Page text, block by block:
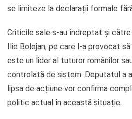
se limiteze la declarații formale
Criticile sale s-au îndreptat și
Ilie Bolojan, pe care l-a provocat
este un lider al tuturor românilor
controlată de sistem. Deputatul a
lipsa de acțiune vor confirma
politic actual în această situație.